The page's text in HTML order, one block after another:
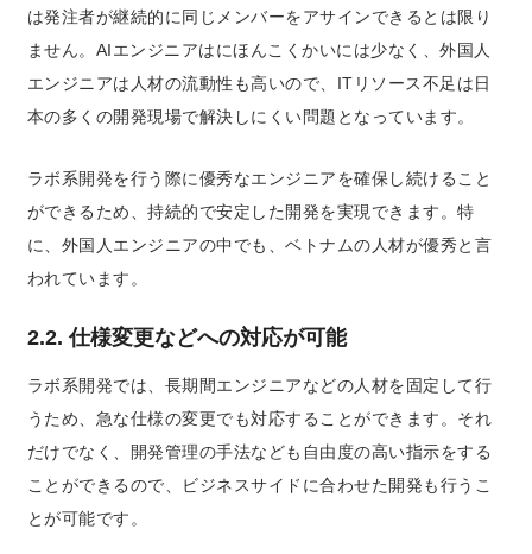
は発注者が継続的に同じメンバーをアサインできるとは限り
ません。AIエンジニアはにほんこくかいには少なく、外国人
エンジニアは人材の流動性も高いので、ITリソース不足は日
本の多くの開発現場で解決しにくい問題となっています。
ラボ系開発を行う際に優秀なエンジニアを確保し続けること
ができるため、持続的で安定した開発を実現できます。特
に、外国人エンジニアの中でも、ベトナムの人材が優秀と言
われています。
2.2. 仕様変更などへの対応が可能
ラボ系開発では、長期間エンジニアなどの人材を固定して行
うため、急な仕様の変更でも対応することができます。それ
だけでなく、開発管理の手法なども自由度の高い指示をする
ことができるので、ビジネスサイドに合わせた開発も行うこ
とが可能です。